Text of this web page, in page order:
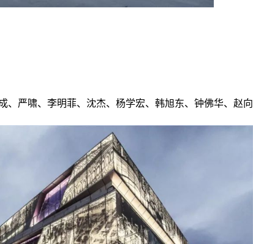
、严啸、李明菲、沈杰、杨学宏、韩旭东、钟佛华、赵向